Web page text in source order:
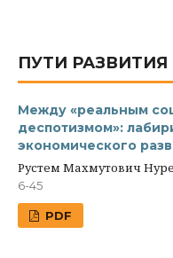
ПУТИ
Между «реальным
деспотизмом»:
экономического
Рустем Махмутович
6-45
PDF